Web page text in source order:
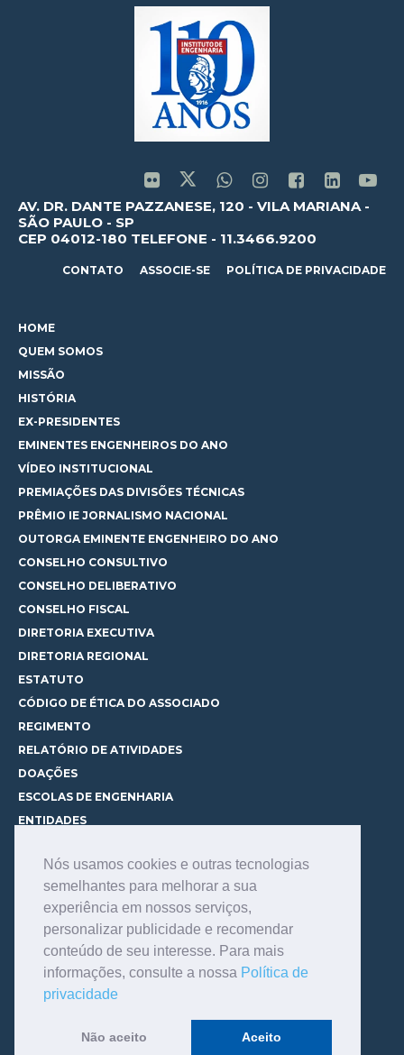
Nós usamos cookies e outras tecnologias
semelhantes para melhorar a sua
experiência em nossos serviços,
personalizar publicidade e recomendar
conteúdo de seu interesse. Para mais
informações, consulte a nossa Política de
privacidade
Não aceito Aceito
AV. DR. DANTE PAZZANESE, 120 - VILA MARIANA -
SÃO PAULO - SP
CEP 04012-180 TELEFONE - 11.3466.9200
CONTATO ASSOCIE-SE POLÍTICA DE PRIVACIDADE
HOME
QUEM SOMOS
MISSÃO
HISTÓRIA
EX-PRESIDENTES
EMINENTES ENGENHEIROS DO ANO
VÍDEO INSTITUCIONAL
PREMIAÇÕES DAS DIVISÕES TÉCNICAS
PRÊMIO IE JORNALISMO NACIONAL
OUTORGA EMINENTE ENGENHEIRO DO ANO
CONSELHO CONSULTIVO
CONSELHO DELIBERATIVO
CONSELHO FISCAL
DIRETORIA EXECUTIVA
DIRETORIA REGIONAL
ESTATUTO
CÓDIGO DE ÉTICA DO ASSOCIADO
REGIMENTO
RELATÓRIO DE ATIVIDADES
DOAÇÕES
ESCOLAS DE ENGENHARIA
ENTIDADES
CURSOS
CONHEÇA OS CURSOS
CENTRAL DE MENTORIA
CONTATO
INFORMAÇÕES GERAIS